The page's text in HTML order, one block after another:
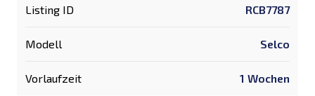
Listing ID RCB7787
Modell Selco
Vorlaufzeit 1 Wochen